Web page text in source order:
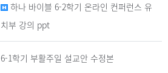
하나 바이블 6-2학기 온라인 컨퍼런스 유
치부 강의 ppt
6-1학기 부활주일 설교안 수정본